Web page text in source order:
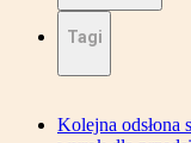
Tagi
Kolejna odsłona